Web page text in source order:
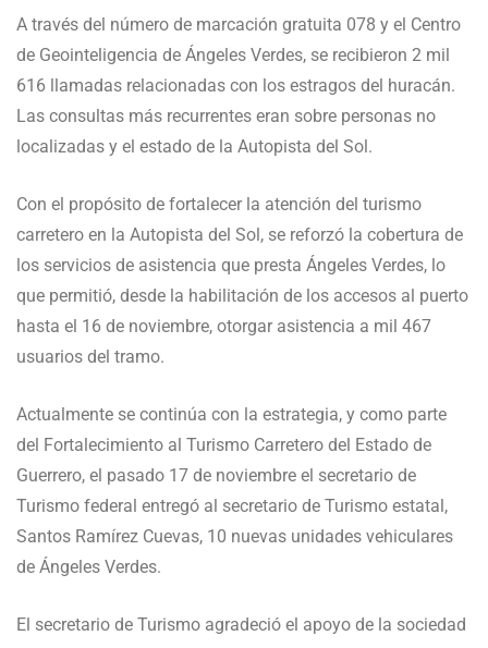
A través del número de marcación gratuita 078 y el Centro
de Geointeligencia de Ángeles Verdes, se recibieron 2 mil
616 llamadas relacionadas con los estragos del huracán.
Las consultas más recurrentes eran sobre personas no
localizadas y el estado de la Autopista del Sol.
Con el propósito de fortalecer la atención del turismo
carretero en la Autopista del Sol, se reforzó la cobertura de
los servicios de asistencia que presta Ángeles Verdes, lo
que permitió, desde la habilitación de los accesos al puerto
hasta el 16 de noviembre, otorgar asistencia a mil 467
usuarios del tramo.
Actualmente se continúa con la estrategia, y como parte
del Fortalecimiento al Turismo Carretero del Estado de
Guerrero, el pasado 17 de noviembre el secretario de
Turismo federal entregó al secretario de Turismo estatal,
Santos Ramírez Cuevas, 10 nuevas unidades vehiculares
de Ángeles Verdes.
El secretario de Turismo agradeció el apoyo de la sociedad